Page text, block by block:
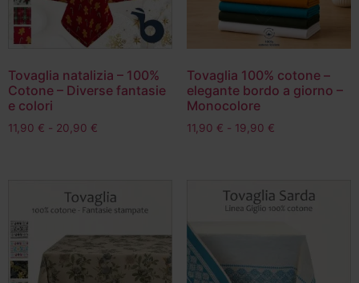
Tovaglia natalizia – 100%
Cotone – Diverse fantasie
e colori
11,90 € - 20,90 €
Tovaglia 100% cotone –
elegante bordo a giorno –
Monocolore
11,90 € - 19,90 €